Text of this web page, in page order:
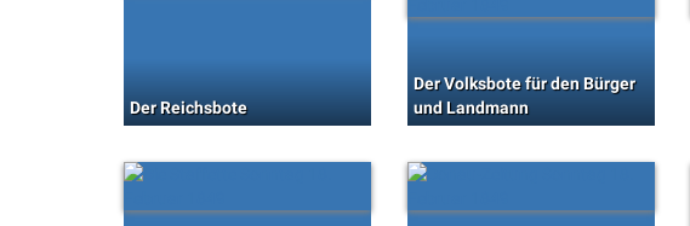
Der Reichsbote
Der Volksbote für den Bürger
und Landmann